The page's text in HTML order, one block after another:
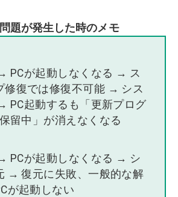
題が発生した時のメモ
PCが起動しなくなる → ス
修復では修復不可能 → シス
PC起動するも「更新プログ
留中」が消えなくなる
PCが起動しなくなる → シ
→ 復元に失敗、一般的な解
が起動しない